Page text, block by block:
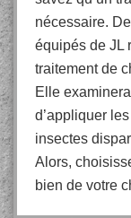
nécessaire.
équipés de JL
traitement de
Elle
d’appliquer
insectes
Alors,
bien de votre